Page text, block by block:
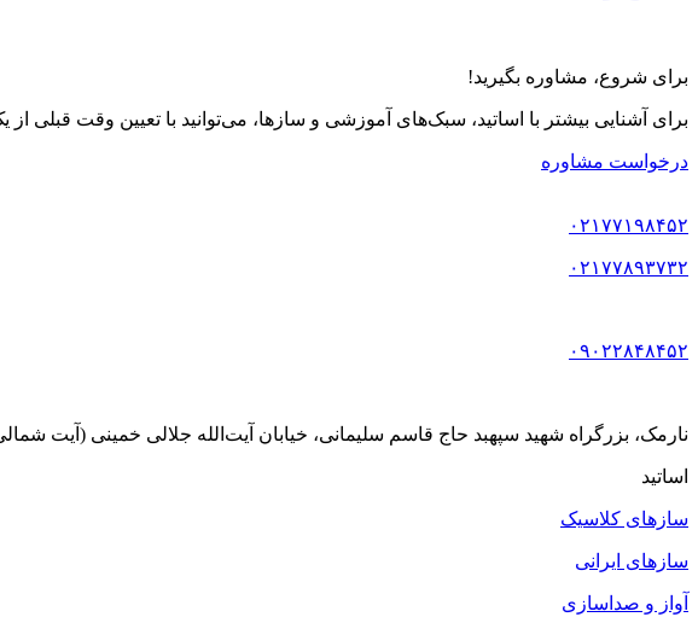
برای شروع، مشاوره بگیرید!
برای آشنایی بیشتر با اساتید، سبک‌های آموزشی و سازها، می‌توانید با تعیین وقت قبلی
درخواست مشاوره
۰۲۱۷۷۱۹۸۴۵۲
۰۲۱۷۷۸۹۳۷۳۲
۰۹۰۲۲۸۴۸۴۵۲
نارمک، بزرگراه شهید سپهبد حاج قاسم سلیمانی، خیابان آیت‌الله جلالی خمینی (آیت شمالی سابق)، پلاک ۸۵۶،
اساتید
سازهای کلاسیک
سازهای ایرانی
آواز و صداسازی